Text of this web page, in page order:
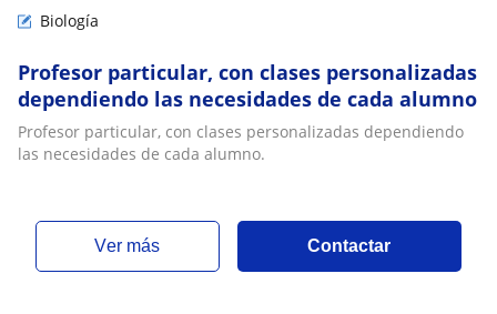
Biología
Profesor particular, con clases personalizadas
dependiendo las necesidades de cada alumno
Profesor particular, con clases personalizadas dependiendo
las necesidades de cada alumno.
ver más Contactar